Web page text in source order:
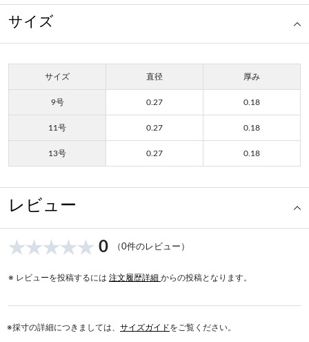
サイズ
サイズ 直径 厚み
9号 0.27 0.18
11号 0.27 0.18
13号 0.27 0.18
レビュー
0 （0件のレビュー）
※ レビューを投稿するには 注文履歴詳細 からの投稿となります。
※採寸の詳細につきましては、 サイズガイドをご覧ください。